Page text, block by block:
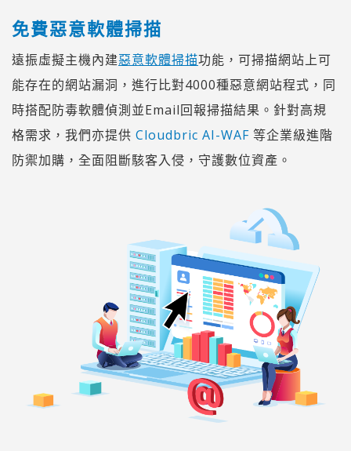
免費惡意軟體掃描
遠振虛擬主機內建惡意軟體掃描功能，可掃描網站上可
能存在的網站漏洞，進行比對4000種惡意網站程式，同
時搭配防毒軟體偵測並Email回報掃描結果。針對高規
格需求，我們亦提供 Cloudbric AI-WAF 等企業級進階
防禦加購，全面阻斷駭客入侵，守護數位資產。